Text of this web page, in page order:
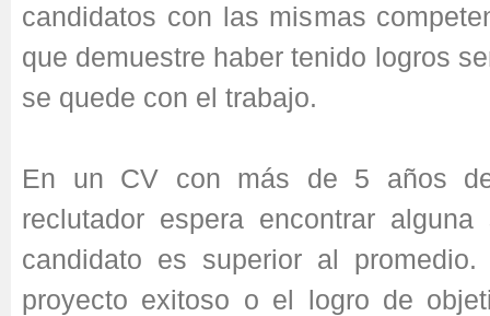
candidatos con las mismas
que demuestre haber tenido logros
se quede con el trabajo.
En un CV con más de 5 años
reclutador espera encontrar
candidato es superior al
proyecto exitoso o el logro de